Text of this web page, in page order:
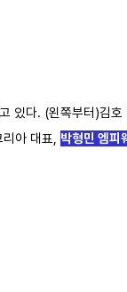
있다. (왼쪽부터)김
아 대표, 박형민 엠피